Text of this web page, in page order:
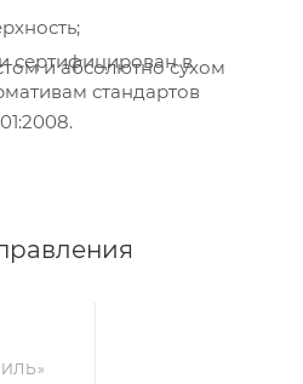
и абсолютно сухом
сертифицирован в
стандартов